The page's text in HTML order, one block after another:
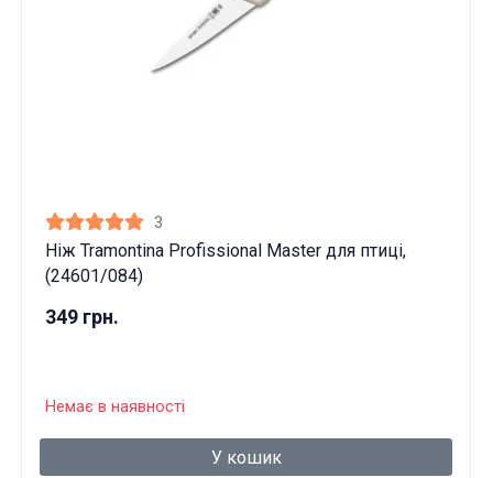
3
Ніж Tramontina Profissional Master для птиці,
(24601/084)
349 грн.
Немає в наявності
У кошик